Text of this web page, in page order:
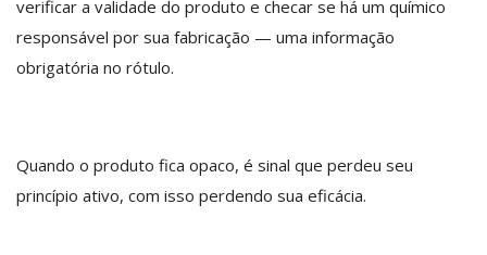
verificar a validade do produto e checar se há um químico
responsável por sua fabricação — uma informação
obrigatória no rótulo.
Quando o produto fica opaco, é sinal que perdeu seu
princípio ativo, com isso perdendo sua eficácia.